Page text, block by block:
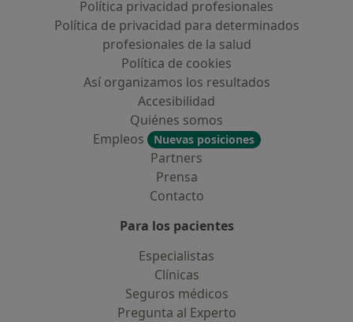
Política privacidad profesionales
Política de privacidad para determinados
profesionales de la salud
Política de cookies
Así organizamos los resultados
Accesibilidad
Quiénes somos
Empleos
Nuevas posiciones
Partners
Prensa
Contacto
Para los pacientes
Especialistas
Clínicas
Seguros médicos
Pregunta al Experto